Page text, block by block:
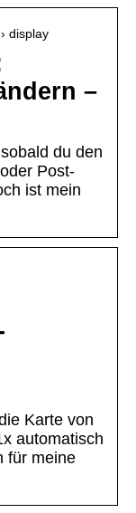
display
–
du den
Post-
ist mein
Karte von
automatisch
für meine